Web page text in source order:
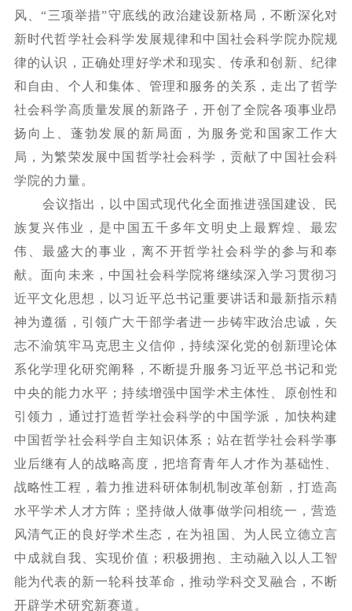
风、“三项举措”守底线的政治建设新格局，不断深化对
新时代哲学社会科学发展规律和中国社会科学院办院规
律的认识，正确处理好学术和现实、传承和创新、纪律
和自由、个人和集体、管理和服务的关系，走出了哲学
社会科学高质量发展的新路子，开创了全院各项事业昂
扬向上、蓬勃发展的新局面，为服务党和国家工作大
局，为繁荣发展中国哲学社会科学，贡献了中国社会科
学院的力量。
会议指出，以中国式现代化全面推进强国建设、民
族复兴伟业，是中国五千多年文明史上最辉煌、最宏
伟、最盛大的事业，离不开哲学社会科学的参与和奉
献。面向未来，中国社会科学院将继续深入学习贯彻习
近平文化思想，以习近平总书记重要讲话和最新指示精
神为遵循，引领广大干部学者进一步铸牢政治忠诚，矢
志不渝筑牢马克思主义信仰，持续深化党的创新理论体
系化学理化研究阐释，不断提升服务习近平总书记和党
中央的能力水平；持续增强中国学术主体性、原创性和
引领力，通过打造哲学社会科学的中国学派，加快构建
中国哲学社会科学自主知识体系；站在哲学社会科学事
业后继有人的战略高度，把培育青年人才作为基础性、
战略性工程，着力推进科研体制机制改革创新，打造高
水平学术人才方阵；坚持做人做事做学问相统一，营造
风清气正的良好学术生态，在为祖国、为人民立德立言
中成就自我、实现价值；积极拥抱、主动融入以人工智
能为代表的新一轮科技革命，推动学科交叉融合，不断
开辟学术研究新赛道。